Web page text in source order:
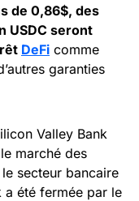
de 0,86$, des
USDC seront
DeFi comme
garanties
Valley Bank
marché des
secteur bancaire
a été fermée par le